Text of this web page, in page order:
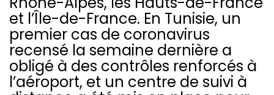
et l’Île-de-France. En Tunisie, un
premier cas de coronavirus
recensé la semaine dernière a
obligé à des contrôles renforcés à
l’aéroport, et un centre de suivi à